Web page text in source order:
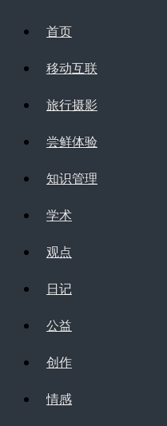
首页
移动互联
旅行摄影
尝鲜体验
知识管理
学术
观点
日记
公益
创作
情感